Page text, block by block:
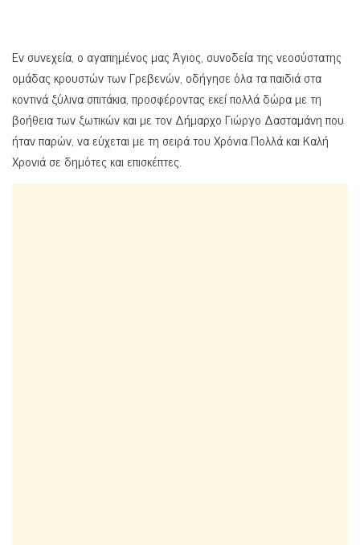
Εν συνεχεία, ο αγαπημένος μας Άγιος, συνοδεία της νεοσύστατης
ομάδας κρουστών των Γρεβενών, οδήγησε όλα τα παιδιά στα
κοντινά ξύλινα σπιτάκια, προσφέροντας εκεί πολλά δώρα με τη
βοήθεια των ξωτικών και με τον Δήμαρχο Γιώργο Δασταμάνη που
ήταν παρών, να εύχεται με τη σειρά του Χρόνια Πολλά και Καλή
Χρονιά σε δημότες και επισκέπτες.